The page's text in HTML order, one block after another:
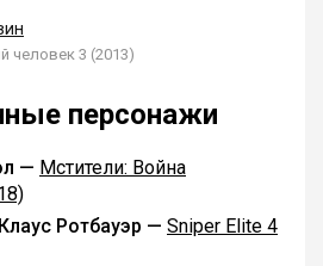
человек 3 (2013)
персонажи
— Мстители: Война
Ротбауэр — Sniper Elite 4